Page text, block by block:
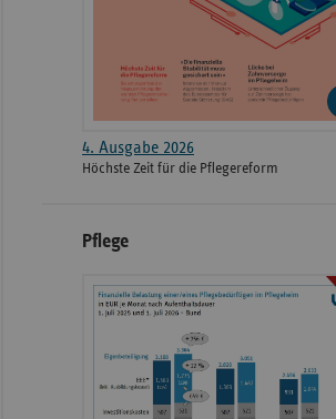
4. Ausgabe 2026
Höchste Zeit für die Pflegereform
Pflege